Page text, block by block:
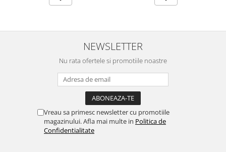
NEWSLETTER
Nu rata ofertele si promotiile noastre
Vreau sa primesc newsletter cu promotiile
magazinului. Afla mai multe in Politica de
Confidentialitate